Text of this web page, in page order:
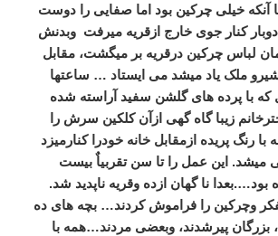
آنکه خیلی چرکین بود اما صفایی را دوست
کنار جوی خارج ازقریه میرفت وبدنش
لباس چرکین درقریه بر میگشت، مقابل
شیرو ملک یاد میشد می ایستاد … ساعتها
که با پرده های گلشن سفید آراسته شده
زیبا گاه گهی ازآن کلکین سرش را
رنگ پریده ازمقابل خانه خودرا کنارمیزد
میشد. این عمل را تا سن تقربیاٌ بیست
بود….بعدا نا گهان ازده وقریه ناپدید شد.
وچرکین را فراموش کردند… بچه های ده
بزرگان پیرشدند، وبعضی مردند…همه با